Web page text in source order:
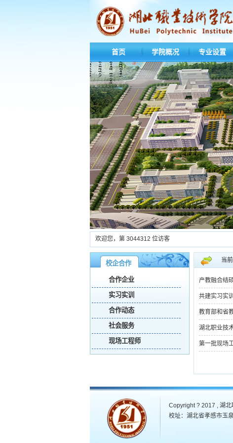
首页 学院概况 专业设置
欢迎您，第 3044312 位访客
校企合作
合作企业
实习实训
合作动态
社会服务
现场工程师
当
产教融合结
共建实习实
教育部和省
湖北职业技
第一批现场
Copyright ? 2017 , 湖
校址：湖北省孝感市玉